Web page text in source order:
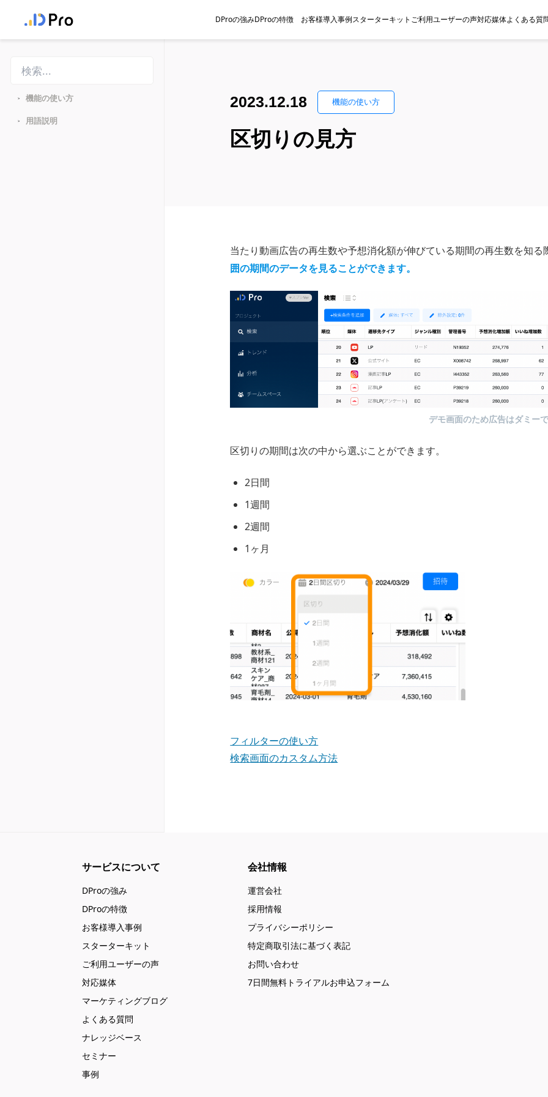
DProの強みDProの特徴 お客様導入事例スターターキット ご利用ユーザーの声対応媒体よくある質
> 機能の使い方
> 用語説明
2023.12.18 機能の使い方
区切りの見方
当たり動画広告の再生数や予想消化額が伸びている期間の再生数を知る
囲の期間のデータを見ることができます。
デモ画面のため広告はダミー
区切りの期間は次の中から選ぶことができます。
2日間
1週間
2週間
1ヶ月
フィルターの使い方
検索画面のカスタム方法
サービスについて
DProの強み
DProの特徴
お客様導入事例
スターターキット
ご利用ユーザーの声
対応媒体
マーケティングブログ
よくある質問
ナレッジベース
セミナー
事例
会社情報
運営会社
採用情報
プライバシーポリシー
特定商取引法に基づく表記
お問い合わせ
7日間無料トライアルお申込フォーム